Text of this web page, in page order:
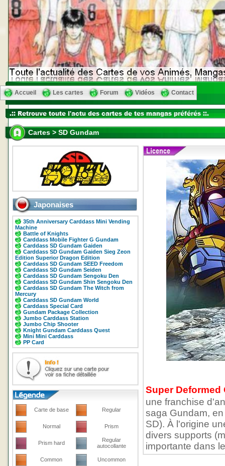
Accueil Les cartes Forum Vidéos Contact
Cartes > SD Gundam
Japonaises
35th Anniversary Carddass Mini Vending
Machine
Battle of Knights
Carddass Mobile Fighter G Gundam
Carddass SD Gundam Gaiden
Carddass SD Gundam Gaiden Sieg Zeon
Edition Superior Dragon Edition
Carddass SD Gundam SEED Freedom
Carddass SD Gundam Seiden
Carddass SD Gundam Sengoku Den
Carddass SD Gundam Shin Sengoku Den
Carddass SD Gundam The Witch from
Mercury
Carddass SD Gundam World
Carddass Special Card
Gundam Package Collection
Jumbo Carddass Station
Jumbo Chip Shooter
Knight Gundam Carddass Quest
Mini Mini Carddass
PP Card
Carte de base Regular
Normal Prism
Prism hard
Regular
autocollante
Common Uncommon
Super Deformed
une franchise
saga Gundam,
SD). À l'origine
divers supports
importante dans